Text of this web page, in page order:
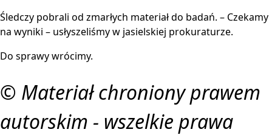
Śledczy pobrali od zmarłych materiał do badań. – Czekamy
na wyniki – usłyszeliśmy w jasielskiej prokuraturze.
Do sprawy wrócimy.
© Materiał chroniony prawem
autorskim - wszelkie prawa